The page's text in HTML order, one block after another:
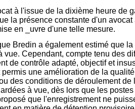
à l'issue de la dixième heure de
la présence constante d'un avocat
en _uvre d'une telle mesure.
Bredin a également estimé que
Cependant, compte tenu des
de contrôle adapté, objectif et
une amélioration de la
des conditions de déroulement de
à vue, dès lors que les
que l'enregistrement ne